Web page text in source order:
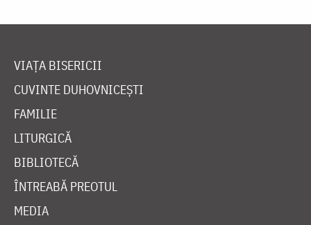
VIAȚA BISERICII
CUVINTE DUHOVNICEȘTI
FAMILIE
LITURGICĂ
BIBLIOTECĂ
ÎNTREABĂ PREOTUL
MEDIA